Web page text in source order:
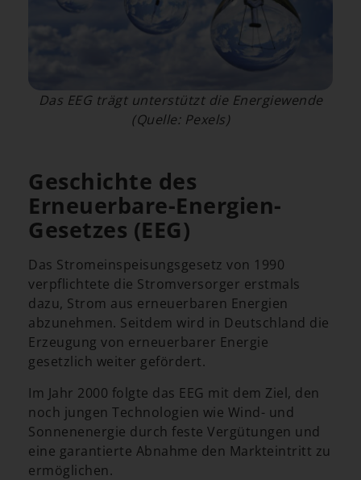
Das EEG trägt unterstützt die Energiewende
(Quelle: Pexels)
Geschichte des
Erneuerbare-Energien-
Gesetzes (EEG)
Das Stromeinspeisungsgesetz von 1990
verpflichtete die Stromversorger erstmals
dazu, Strom aus erneuerbaren Energien
abzunehmen. Seitdem wird in Deutschland die
Erzeugung von erneuerbarer Energie
gesetzlich weiter gefördert.
Im Jahr 2000 folgte das EEG mit dem Ziel, den
noch jungen Technologien wie Wind- und
Sonnenenergie durch feste Vergütungen und
eine garantierte Abnahme den Markteintritt zu
ermöglichen.